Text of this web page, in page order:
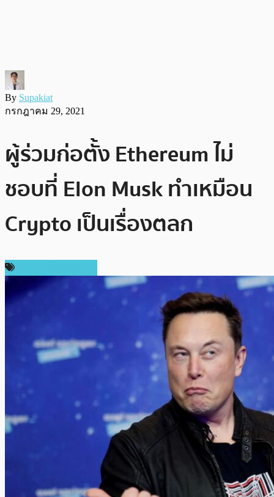
By Supakiat
กรกฎาคม 29, 2021
ผู้ร่วมก่อตั้ง Ethereum ไม่
ชอบที่ Elon Musk ทำเหมือน
Crypto เป็นเรื่องตลก